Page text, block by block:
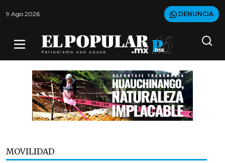
9 Ago 2026 DENUNCIA
MOVILIDAD